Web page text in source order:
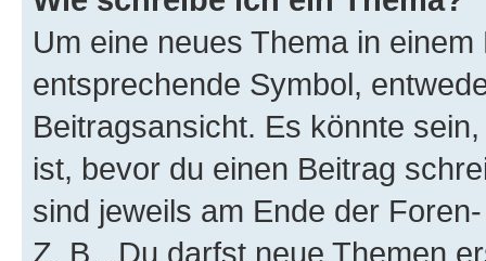
Um eine neues Thema in
entsprechende Symbol,
Beitragsansicht. Es könnte
ist, bevor du einen Beitrag
sind jeweils am Ende der
Z. B. „Du darfst neue Themen